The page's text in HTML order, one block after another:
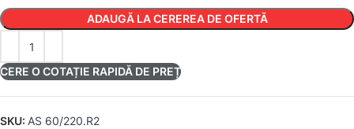
ADAUGĂ LA CEREREA DE OFERTĂ
CERE O COTAȚIE RAPIDĂ DE PREȚ
SKU: AS 60/220.R2